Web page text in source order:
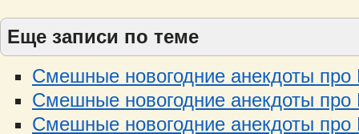
Еще записи по теме
Смешные новогодние анекдоты про
Смешные новогодние анекдоты про
Смешные новогодние анекдоты про